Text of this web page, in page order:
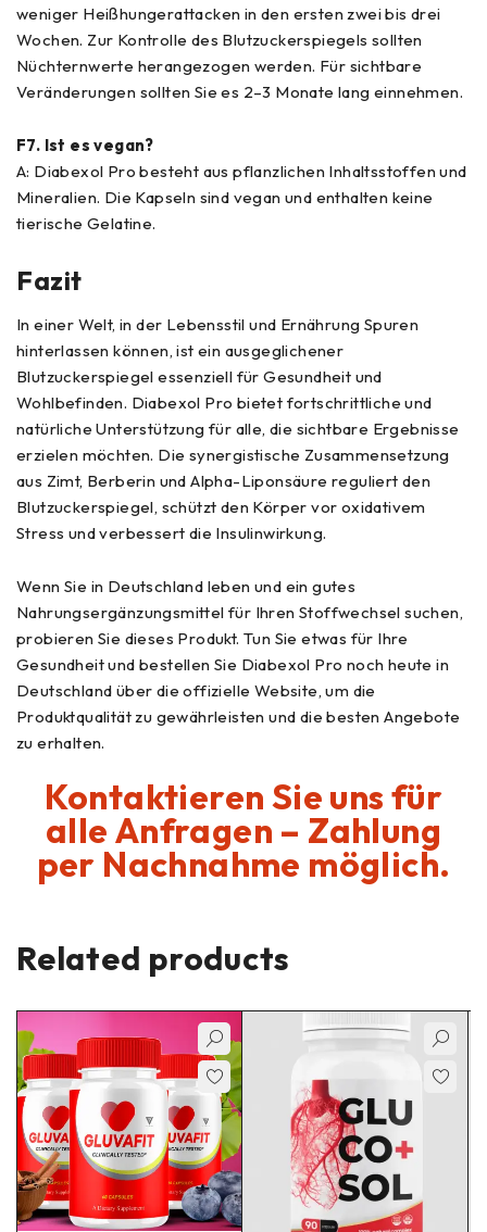
weniger Heißhungerattacken in den ersten zwei bis drei
Wochen. Zur Kontrolle des Blutzuckerspiegels sollten
Nüchternwerte herangezogen werden. Für sichtbare
Veränderungen sollten Sie es 2–3 Monate lang einnehmen.
F7. Ist es vegan?
A: Diabexol Pro besteht aus pflanzlichen Inhaltsstoffen und
Mineralien. Die Kapseln sind vegan und enthalten keine
tierische Gelatine.
Fazit
In einer Welt, in der Lebensstil und Ernährung Spuren
hinterlassen können, ist ein ausgeglichener
Blutzuckerspiegel essenziell für Gesundheit und
Wohlbefinden. Diabexol Pro bietet fortschrittliche und
natürliche Unterstützung für alle, die sichtbare Ergebnisse
erzielen möchten. Die synergistische Zusammensetzung
aus Zimt, Berberin und Alpha-Liponsäure reguliert den
Blutzuckerspiegel, schützt den Körper vor oxidativem
Stress und verbessert die Insulinwirkung.
Wenn Sie in Deutschland leben und ein gutes
Nahrungsergänzungsmittel für Ihren Stoffwechsel suchen,
probieren Sie dieses Produkt. Tun Sie etwas für Ihre
Gesundheit und bestellen Sie Diabexol Pro noch heute in
Deutschland über die offizielle Website, um die
Produktqualität zu gewährleisten und die besten Angebote
zu erhalten.
Kontaktieren Sie uns für
alle Anfragen – Zahlung
per Nachnahme möglich.
Related products